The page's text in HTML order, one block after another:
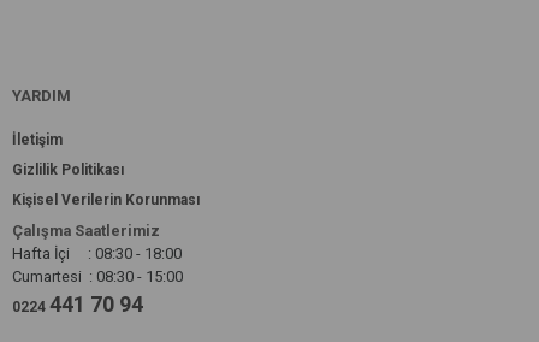
YARDIM
İletişim
Gizlilik Politikası
Kişisel Verilerin Korunması
Çalışma Saatlerimiz
Hafta İçi : 08:30 - 18:00
Cumartesi : 08:30 - 15:00
0224 441 70 94